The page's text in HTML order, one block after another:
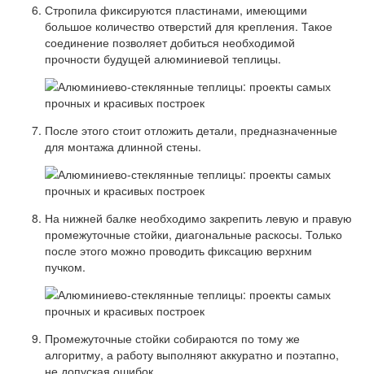
Стропила фиксируются пластинами, имеющими
большое количество отверстий для крепления. Такое
соединение позволяет добиться необходимой
прочности будущей алюминиевой теплицы.
После этого стоит отложить детали, предназначенные
для монтажа длинной стены.
На нижней балке необходимо закрепить левую и правую
промежуточные стойки, диагональные раскосы. Только
после этого можно проводить фиксацию верхним
пучком.
Промежуточные стойки собираются по тому же
алгоритму, а работу выполняют аккуратно и поэтапно,
не допуская ошибок.